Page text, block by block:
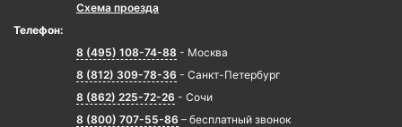
Схема проезда
Телефон:
8 (495) 108-74-88 - Москва
8 (812) 309-78-36 - Санкт-Петербург
8 (862) 225-72-26 - Сочи
8 (800) 707-55-86 – бесплатный звонок